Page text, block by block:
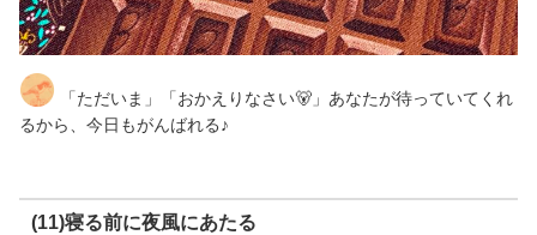
「ただいま」「おかえりなさい🐻」あなたが待っていてくれ
るから、今日もがんばれる♪
(11)寝る前に夜風にあたる